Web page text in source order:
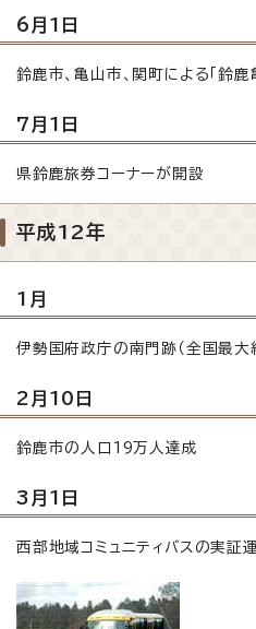
6月1日
鈴鹿市、亀山市、関町による「鈴
7月1日
県鈴鹿旅券コーナーが開設
平成12年
1月
伊勢国府政庁の南門跡（全国最大
2月10日
鈴鹿市の人口19万人達成
3月1日
西部地域コミュニティバスの実証